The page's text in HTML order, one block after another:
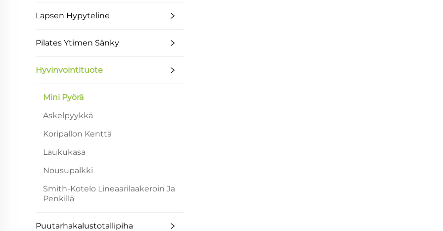
Lapsen Hypyteline
Pilates Ytimen Sänky
Hyvinvointituote
Mini Pyörä
Askelpyykkä
Koripallon Kenttä
Laukukasa
Nousupalkki
Smith-Kotelo Lineaarilaakeroin Ja
Penkillä
Puutarhakalustotallipiha